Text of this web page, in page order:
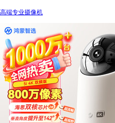
高端专业摄像机